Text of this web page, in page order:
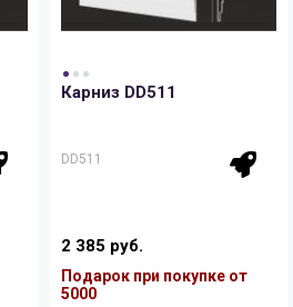
Карниз DD511
DD511
2 385 руб.
Подарок при покупке от
5000